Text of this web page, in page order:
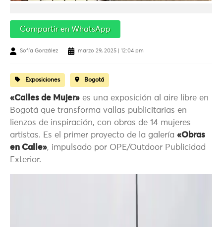
Compartir en WhatsApp
Sofía González marzo 29, 2025 | 12:04 pm
Exposiciones Bogotá
«Calles de Mujer» es una exposición al aire libre en
Bogotá que transforma vallas publicitarias en
lienzos de inspiración, con obras de 14 mujeres
artistas. Es el primer proyecto de la galería «Obras
en Calle», impulsado por OPE/Outdoor Publicidad
Exterior.